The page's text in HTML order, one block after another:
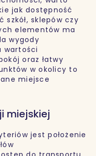
jak dostępność
szkół, sklepów czy
elementów ma
wygody
wartości
oraz łatwy
w okolicy to
miejsce
miejskiej
jest położenie